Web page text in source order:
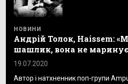
НОВИНИ
Андрій Толок, Haissem:
шашлик, вона не
19.07.2020
Автор і натхненник поп-групи